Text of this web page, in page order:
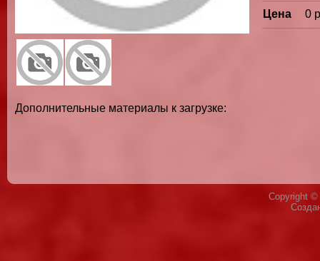
Дополнительные материалы к загрузке:
Цена 0
Copyright